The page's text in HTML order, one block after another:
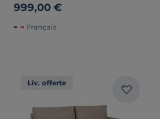
999,00 €
Français
Liv. offerte